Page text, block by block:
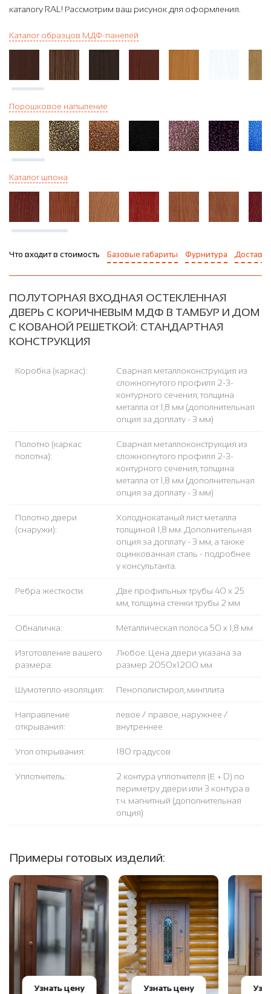
каталогу RAL! Рассмотрим ваш рисунок для оформления.
Каталог образцов МДФ-панелей
Порошковое напыление
Каталог шпона
Что входит в стоимость Базовые габариты Фурнитура Доставка
ПОЛУТОРНАЯ ВХОДНАЯ ОСТЕКЛЕННАЯ
ДВЕРЬ С КОРИЧНЕВЫМ МДФ В ТАМБУР И ДОМ
С КОВАНОЙ РЕШЕТКОЙ: СТАНДАРТНАЯ
КОНСТРУКЦИЯ
Коробка (каркас):
Сварная металлоконструкция из
сложногнутого профиля 2-3-
контурного сечения, толщина
металла от 1,8 мм (дополнительная
опция за доплату - 3 мм)
Полотно (каркас
полотна):
Сварная металлоконструкция из
сложногнутого профиля 2-3-
контурного сечения, толщина
металла от 1,8 мм (дополнительная
опция за доплату - 3 мм)
Полотно двери
(снаружи):
Холоднокатаный лист металла
толщиной 1,8 мм. Дополнительная
опция за доплату - 3 мм, а также
оцинкованная сталь - подробнее
у консультанта.
Ребра жесткости:
Две профильных трубы 40 х 25
мм, толщина стенки трубы 2 мм
Обналичка: Металлическая полоса 50 х 1,8 мм
Изготовление вашего
размера:
Любое. Цена двери указана за
размер 2050х1200 мм
Шумотепло-изоляция: Пенополистирол, минплита
Направление
открывания:
левое / правое, наружнее /
внутреннее
Угол открывания: 180 градусов
Уплотнитель:
2 контура уплотнителя (Е + D) по
периметру двери или 3 контура в
т.ч. магнитный (дополнительная
опция)
Примеры готовых изделий:
Узнать цену Узнать цену